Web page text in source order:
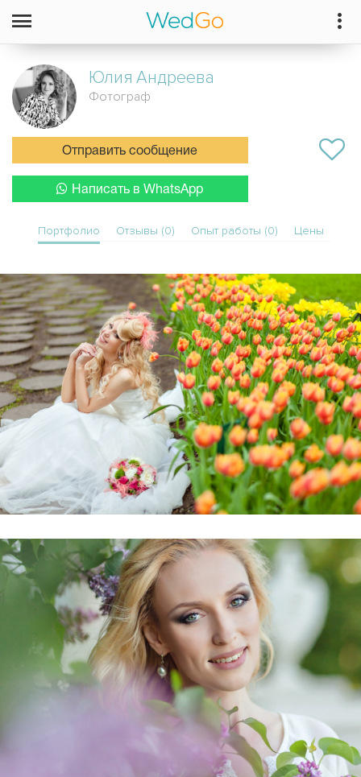
Юлия Андреева
Фотограф
Отправить сообщение
Написать в WhatsApp
Портфолио Отзывы (0) Опыт работы (0) Цены